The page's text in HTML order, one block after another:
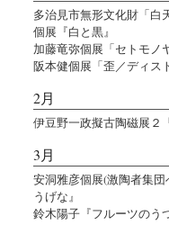
多治見市無形文化財「白
個展『白と黒』
加藤竜弥個展「セトモノ
阪本健個展「歪／ディス
2月
伊豆野一政擬古陶磁展２
3月
安洞雅彦個展(激陶者集
うげな』
鈴木陽子『フルーツのう